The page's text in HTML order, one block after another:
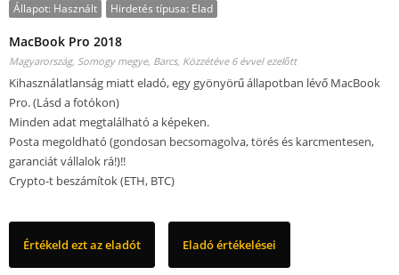
Állapot: Használt Hirdetés típusa: Elad
MacBook Pro 2018
Magyarország, Somogy megye, Barcs, Közzétéve 6 évvel ezelőtt
Kihasználatlanság miatt eladó, egy gyönyörű állapotban lévő MacBook
Pro. (Lásd a fotókon)
Minden adat megtalálható a képeken.
Posta megoldható (gondosan becsomagolva, törés és karcmentesen,
garanciát vállalok rá!)!!
Crypto-t beszámítok (ETH, BTC)
Értékeld ezt az eladót Eladó értékelései